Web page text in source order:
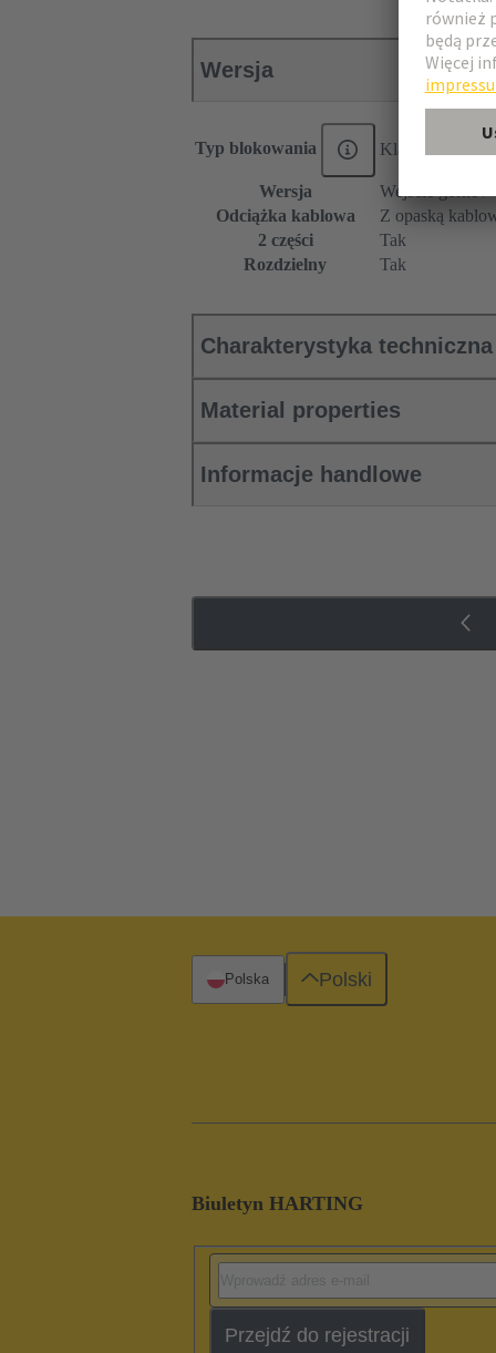
Wersja
Typ blokowania Klamra
Wersja
Wejście górne /
Odciążka kablowa
Z opaską
2 części
Tak
Rozdzielny
Tak
Charakterystyka techniczna
Material properties
Informacje handlowe
Biuletyn HARTING
Przejdź do rejestracji
Polska Polski